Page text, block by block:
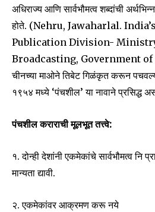
अधिराज्य आणि सार्वभौमत्व शब्दांची
होते. (Nehru, Jawaharlal.
Publication Division-
Broadcasting, Government of
चीनच्या माओने तिबेट गिळंकृत करून
१९५४ मध्ये ‘पंचशील’ या नावाने प्रसिद्ध
पंचशील कराराची मूलभूत तत्त्वे:
१. दोन्ही देशांनी एकमेकांचे सार्वभौमत्व नि
मान्यता द्यावी.
२. एकमेकांवर आक्रमण करू नये